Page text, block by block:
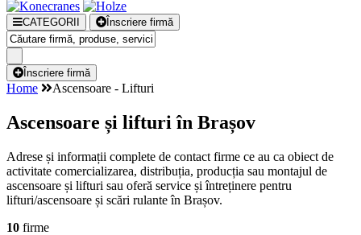
CATEGORII Înscriere firmă
Înscriere firmă
Home Ascensoare - Lifturi
Ascensoare și lifturi în Brașov
Adrese și informații complete de contact firme ce au ca obiect de
activitate comercializarea, distribuția, producția sau montajul de
ascensoare și lifturi sau oferă service și întreținere pentru
lifturi/ascensoare și scări rulante în Brașov.
10 firme